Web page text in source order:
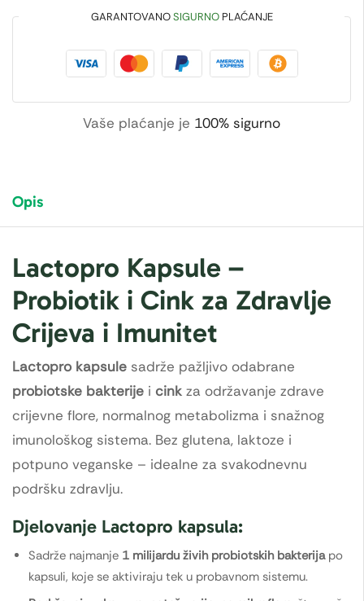
GARANTOVANOSIGURNOPLAĆANJE
Vaše plaćanje je 100% sigurno
Opis
Lactopro Kapsule –
Probiotik i Cink za Zdravlje
Crijeva i Imunitet
Lactopro kapsule sadrže pažljivo odabrane
probiotske bakterije i cink za održavanje zdrave
crijevne flore, normalnog metabolizma i snažnog
imunološkog sistema. Bez glutena, laktoze i
potpuno veganske – idealne za svakodnevnu
podršku zdravlju.
Djelovanje Lactopro kapsula:
Sadrže najmanje 1 milijardu živih probiotskih bakterijapo
kapsuli, koje se aktiviraju tek u probavnom sistemu.